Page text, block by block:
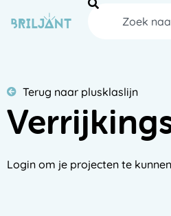
naar
Zoeken
Terug naar plusklaslijn
Login om je projecten te